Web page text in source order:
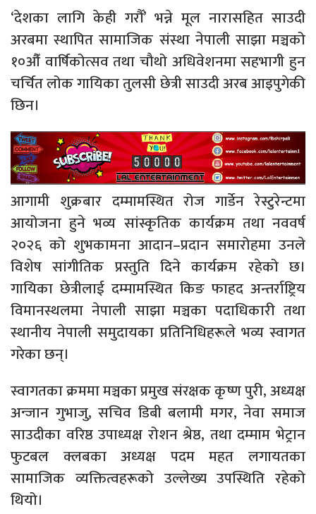
‘देशका लागि केही गरौँ’ भन्ने मूल नारासहित साउदी
अरबमा स्थापित सामाजिक संस्था नेपाली साझा मञ्चको
१०औँ वार्षिकोत्सव तथा चौथो अधिवेशनमा सहभागी हुन
चर्चित लोक गायिका तुलसी छेत्री साउदी अरब आइपुगेकी
छिन।
आगामी शुक्रबार दम्मामस्थित रोज गार्डेन रेस्टुरेन्टमा
आयोजना हुने भव्य सांस्कृतिक कार्यक्रम तथा नववर्ष
२०२६ को शुभकामना आदान–प्रदान समारोहमा उनले
विशेष सांगीतिक प्रस्तुति दिने कार्यक्रम रहेको छ।
गायिका छेत्रीलाई दम्मामस्थित किङ फाहद अन्तर्राष्ट्रिय
विमानस्थलमा नेपाली साझा मञ्चका पदाधिकारी तथा
स्थानीय नेपाली समुदायका प्रतिनिधिहरूले भव्य स्वागत
गरेका छन्।
स्वागतका क्रममा मञ्चका प्रमुख संरक्षक कृष्ण पुरी, अध्यक्ष
अन्जान गुभाजु, सचिव डिबी बलामी मगर, नेवा समाज
साउदीका वरिष्ठ उपाध्यक्ष रोशन श्रेष्ठ, तथा दम्माम भेट्रान
फुटबल क्लबका अध्यक्ष पदम महत लगायतका
सामाजिक व्यक्तित्वहरूको उल्लेख्य उपस्थिति रहेको
थियो।